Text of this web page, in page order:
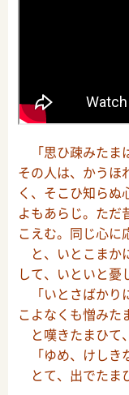
「思ひ疎みたま
その人は、かうほ
く、そこひ知らぬ
よもあらじ。ただ
こえむ。同じ心に
と、いとこまか
して、いといと憂
「いとさばかり
こよなくも憎みた
と嘆きたまひて、
「ゆめ、けしき
とて、出でたま